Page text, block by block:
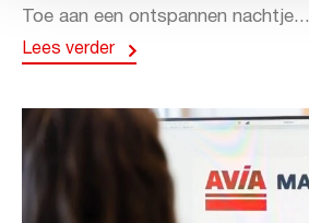
Toe aan een ontspannen nachtje...
Lees verder